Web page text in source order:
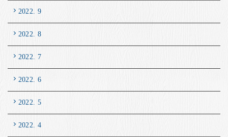
2022. 9
2022. 8
2022. 7
2022. 6
2022. 5
2022. 4